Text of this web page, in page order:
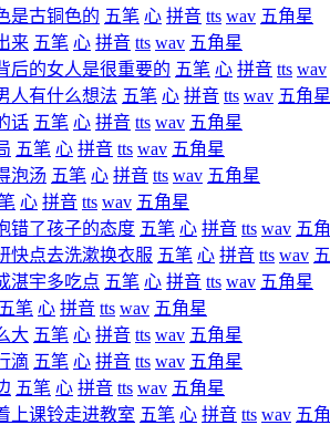
是古铜色的 五笔 心 拼音 tts wav 五角星
来 五笔 心 拼音 tts wav 五角星
后的女人是很重要的 五笔 心 拼音 tts wav
人有什么想法 五笔 心 拼音 tts wav 五角星
话 五笔 心 拼音 tts wav 五角星
五笔 心 拼音 tts wav 五角星
泡汤 五笔 心 拼音 tts wav 五角星
心 拼音 tts wav 五角星
错了孩子的态度 五笔 心 拼音 tts wav 五
快点去洗漱换衣服 五笔 心 拼音 tts wav
湛宇多吃点 五笔 心 拼音 tts wav 五角星
五笔 心 拼音 tts wav 五角星
大 五笔 心 拼音 tts wav 五角星
滴 五笔 心 拼音 tts wav 五角星
五笔 心 拼音 tts wav 五角星
上课铃走进教室 五笔 心 拼音 tts wav 五